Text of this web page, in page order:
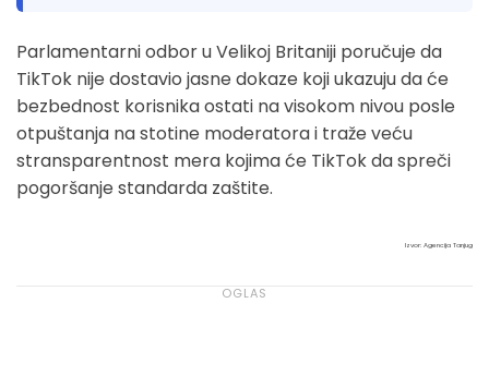
Parlamentarni odbor u Velikoj Britaniji poručuje da
TikTok nije dostavio jasne dokaze koji ukazuju da će
bezbednost korisnika ostati na visokom nivou posle
otpuštanja na stotine moderatora i traže veću
stransparentnost mera kojima će TikTok da spreči
pogoršanje standarda zaštite.
Izvor: Agencija Tanjug